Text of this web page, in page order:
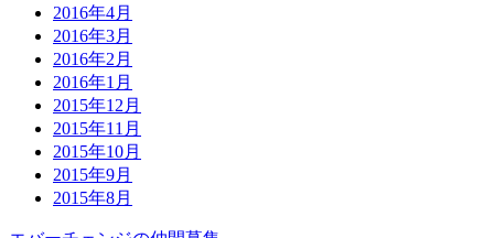
2016年4月
2016年3月
2016年2月
2016年1月
2015年12月
2015年11月
2015年10月
2015年9月
2015年8月